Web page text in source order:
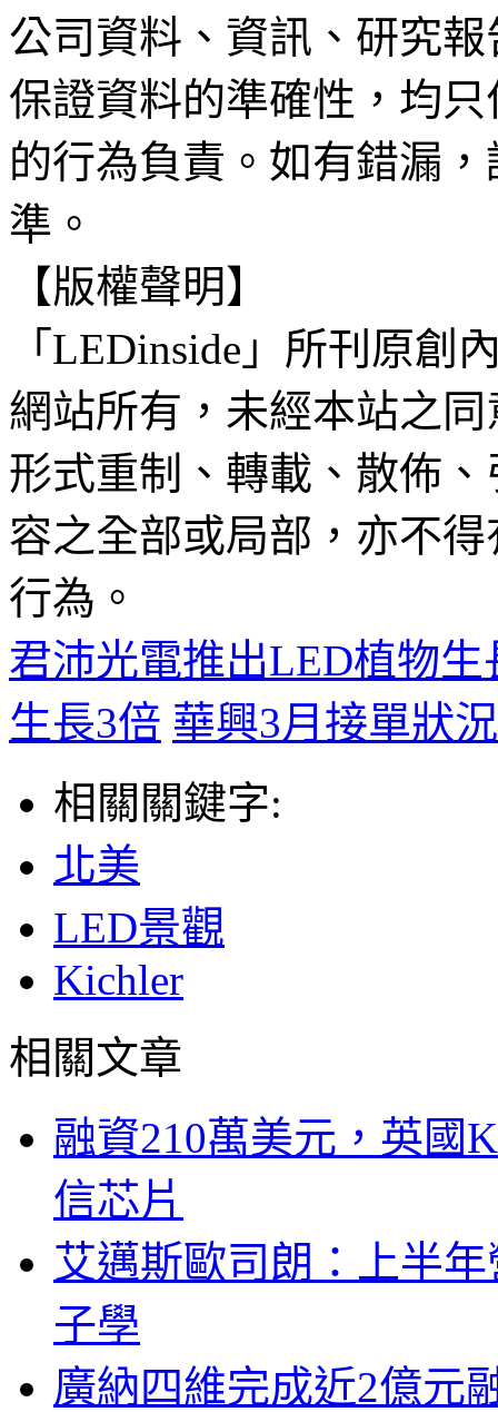
公司資料、資訊、研究
保證資料的準確性，均
的行為負責。如有錯漏
準。
【版權聲明】
「LEDinside」所刊原創
網站所有，未經本站之
形式重制、轉載、散佈
容之全部或局部，亦不
行為。
君沛光電推出LED植物
生長3倍 華興3月接單狀
相關關鍵字:
北美
LED景觀
Kichler
相關文章
融資210萬美元，英國
信芯片
艾邁斯歐司朗：上半
子學
廣納四維完成近2億元